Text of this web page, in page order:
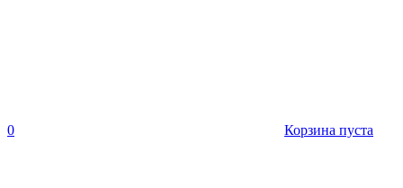
0 Корзина пуста